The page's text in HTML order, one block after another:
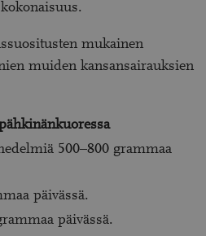
mukainen
muiden kansansairauksien
500–800 grammaa
päivässä.
päivässä.